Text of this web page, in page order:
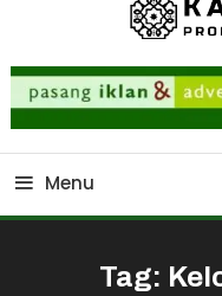
Kaltim Pro
Kaltim Profesional Religius
Menu
Tag: